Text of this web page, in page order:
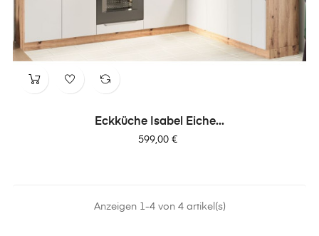
Eckküche Isabel Eiche...
Preis
599,00 €
Anzeigen 1-4 von 4 artikel(s)